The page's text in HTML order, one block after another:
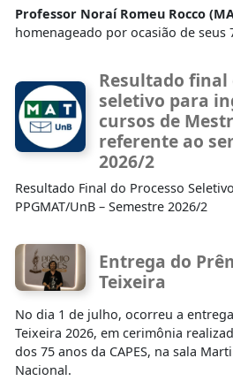
Professor Noraí Romeu Rocco
homenageado por ocasião de seus
Resultado final
seletivo para
cursos de
referente ao
2026/2
Resultado Final do Processo
PPGMAT/UnB – Semestre 2026/2
Entrega do
Teixeira
No dia 1 de julho, ocorreu a
Teixeira 2026, em cerimônia
dos 75 anos da CAPES, na sala
Nacional.